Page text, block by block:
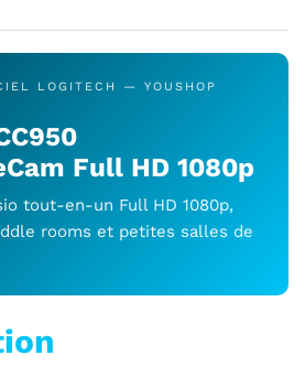
LOGITECH — YOUSHOP
Full HD 1080p
tout-en-un Full HD 1080p,
rooms et petites salles de